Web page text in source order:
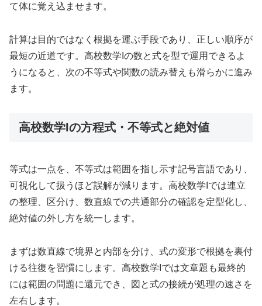
て体に覚え込ませます。
計算は目的ではなく根拠を運ぶ手段であり、正しい順序が
最短の近道です。高校数学Iの数と式を型で運用できるよ
うになると、次の不等式や関数の読み替えも滑らかに進み
ます。
高校数学Iの方程式・不等式と絶対値
等式は一点を、不等式は範囲を指し示す記号言語であり、
可視化して扱うほど誤解が減ります。高校数学Iでは連立
の整理、区分け、数直線での共通部分の確認を定型化し、
絶対値の外し方を統一します。
まずは数直線で境界と内部を分け、式の変形で根拠を裏付
ける往復を習慣にします。高校数学Iでは文章題も最終的
には範囲の問題に還元でき、図と式の接続が処理の速さを
左右します。